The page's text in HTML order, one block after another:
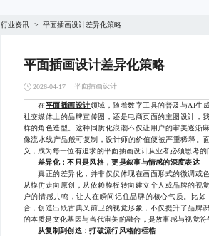
行业资讯 > 平面插画设计差异化策略
平面插画设计差异化策略
2026-04-17 平面插画设计
在平面插画设计领域，随着数字工具的普及与AI生
社交媒体上的品牌宣传图，还是电商页面的主图设计，
样的角色造型。这种同质化浪潮不仅让用户的审美逐渐
像流水线产品般可复制，设计师的价值便被严重稀释。
义，成为每一位有追求的平面插画设计从业者必须思考的
差异化：不只是风格，更是叙事与情感的深度表达
真正的差异化，并非仅仅体现在画面形式的微调或
从模仿走向原创，从依赖模板转向建立个人或品牌的视
户的情感共鸣，让人在瞬间记住品牌的核心气质。比
合，创造出既古典又前卫的视觉形象，不仅提升了品牌
的本质是文化基因与当代审美的融合，是故事感与视觉符
从复制到创造：打破流行风格的桎梏